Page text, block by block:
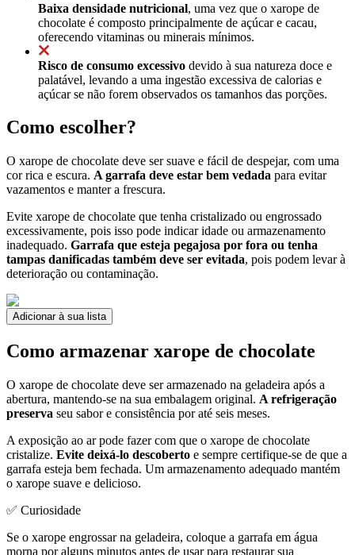
Baixa densidade nutricional, uma vez que o xarope de
chocolate é composto principalmente de açúcar e cacau,
oferecendo vitaminas ou minerais mínimos.
Risco de consumo excessivo devido à sua natureza doce e
palatável, levando a uma ingestão excessiva de calorias e
açúcar se não forem observados os tamanhos das porções.
Como escolher?
O xarope de chocolate deve ser suave e fácil de despejar, com uma
cor rica e escura. A garrafa deve estar bem vedada para evitar
vazamentos e manter a frescura.
Evite xarope de chocolate que tenha cristalizado ou engrossado
excessivamente, pois isso pode indicar idade ou armazenamento
inadequado. Garrafa que esteja pegajosa por fora ou tenha
tampas danificadas também deve ser evitada, pois podem levar à
deterioração ou contaminação.
Adicionar à sua lista
Como armazenar xarope de chocolate
O xarope de chocolate deve ser armazenado na geladeira após a
abertura, mantendo-se na sua embalagem original. A refrigeração
preserva seu sabor e consistência por até seis meses.
A exposição ao ar pode fazer com que o xarope de chocolate
cristalize. Evite deixá-lo descoberto e sempre certifique-se de que a
garrafa esteja bem fechada. Um armazenamento adequado mantém
o xarope suave e delicioso.
✅ Curiosidade
Se o xarope engrossar na geladeira, coloque a garrafa em água
morna por alguns minutos antes de usar para restaurar sua